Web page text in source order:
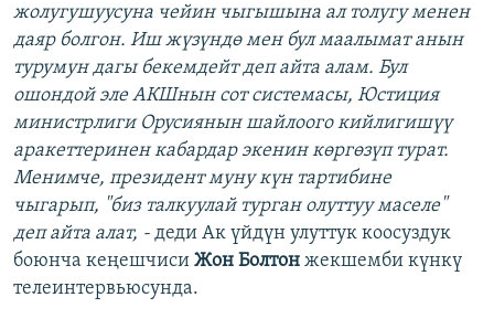
жолугушуусуна чейин чыгышына ал толугу менен
даяр болгон. Иш жүзүндө мен бул маалымат анын
турумун дагы бекемдейт деп айта алам. Бул
ошондой эле АКШнын сот системасы, Юстиция
министрлиги Орусиянын шайлоого кийлигишүү
аракеттеринен кабардар экенин көргөзүп турат.
Менимче, президент муну күн тартибине
чыгарып, "биз талкуулай турган олуттуу маселе"
деп айта алат, - деди Ак үйдүн улуттук коосуздук
боюнча кеңешчиси Жон Болтон жекшемби күнкү
телеинтервьюсунда.